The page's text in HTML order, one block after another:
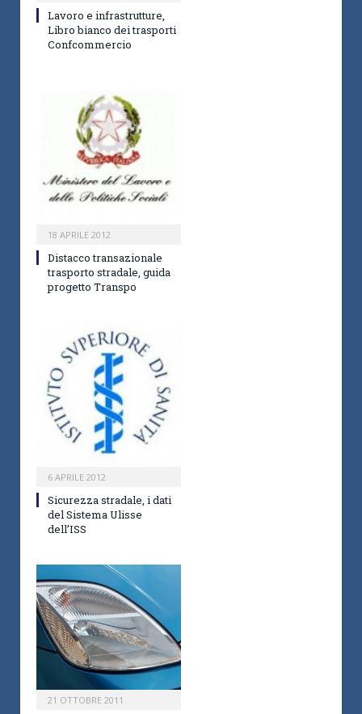
Lavoro e infrastrutture,
Libro bianco dei trasporti
Confcommercio
18 APRILE 2012
Distacco transazionale
trasporto stradale, guida
progetto Transpo
6 APRILE 2012
Sicurezza stradale, i dati
del Sistema Ulisse
dell’ISS
21 OTTOBRE 2011